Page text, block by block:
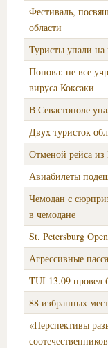
Фестиваль,
области
Туристы упали на
Попова: не все
вируса Коксаки
В Севастополе
Двух туристок
Отменой рейса из
Авиабилеты
Чемодан с
в чемодане
St. Petersburg
Агрессивные
TUI 13.09 провел
88 избранных
«Перспективы
соотечественников